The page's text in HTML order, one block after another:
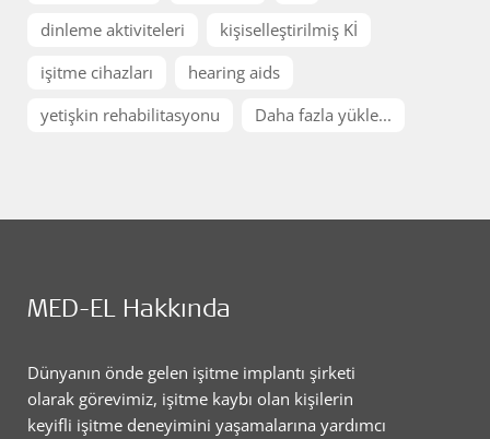
dinleme aktiviteleri
kişiselleştirilmiş Kİ
işitme cihazları
hearing aids
yetişkin rehabilitasyonu
Daha fazla yükle...
MED-EL Hakkında
Dünyanın önde gelen işitme implantı şirketi
olarak görevimiz, işitme kaybı olan kişilerin
keyifli işitme deneyimini yaşamalarına yardımcı